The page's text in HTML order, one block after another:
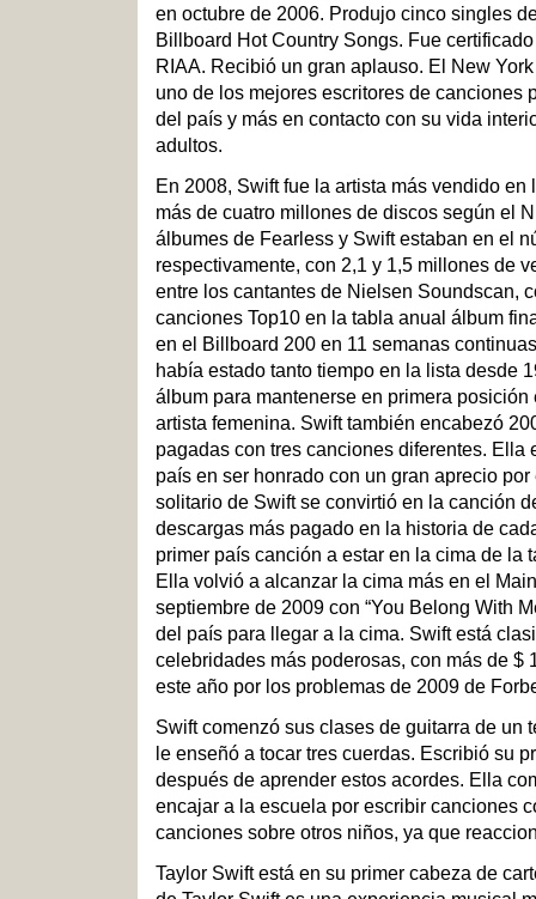
en octubre de 2006. Produjo cinco singles
Billboard Hot Country Songs. Fue
RIAA. Recibió un gran aplauso. El New
uno de los mejores escritores de canciones
del país y más en contacto con su vida
adultos.
En 2008, Swift fue la artista más vendido en
más de cuatro millones de discos según el
álbumes de Fearless y Swift estaban en el
respectivamente, con 2,1 y 1,5 millones de
entre los cantantes de Nielsen Soundscan,
canciones Top10 en la tabla anual álbum
en el Billboard 200 en 11 semanas
había estado tanto tiempo en la lista desde
álbum para mantenerse en primera
artista femenina. Swift también encabezó
pagadas con tres canciones diferentes. Ella
país en ser honrado con un gran aprecio por
solitario de Swift se convirtió en la canción
descargas más pagado en la historia de
primer país canción a estar en la cima de la
Ella volvió a alcanzar la cima más en el
septiembre de 2009 con “You Belong With
del país para llegar a la cima. Swift está
celebridades más poderosas, con más de $
este año por los problemas de 2009 de
Swift comenzó sus clases de guitarra de un
le enseñó a tocar tres cuerdas. Escribió su
después de aprender estos acordes. Ella
encajar a la escuela por escribir canciones
canciones sobre otros niños, ya que
Taylor Swift está en su primer cabeza de